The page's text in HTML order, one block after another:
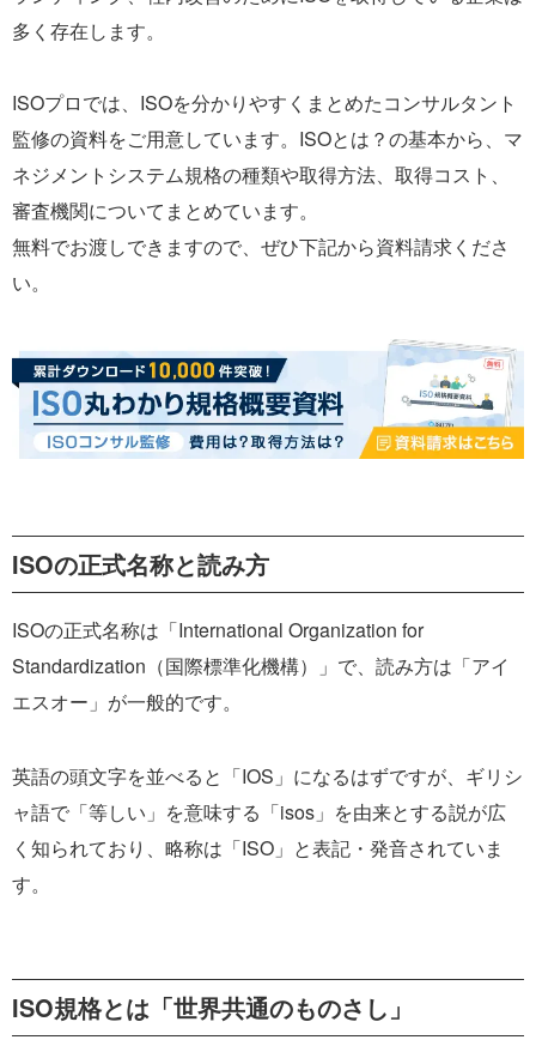
多く存在します。
ISOプロでは、ISOを分かりやすくまとめたコンサルタント
監修の資料をご用意しています。ISOとは？の基本から、マ
ネジメントシステム規格の種類や取得方法、取得コスト、
審査機関についてまとめています。
無料でお渡しできますので、ぜひ下記から資料請求くださ
い。
ISOの正式名称と読み方
ISOの正式名称は「International Organization for
Standardization（国際標準化機構）」で、読み方は「アイ
エスオー」が一般的です。
英語の頭文字を並べると「IOS」になるはずですが、ギリシ
ャ語で「等しい」を意味する「isos」を由来とする説が広
く知られており、略称は「ISO」と表記・発音されていま
す。
ISO規格とは「世界共通のものさし」